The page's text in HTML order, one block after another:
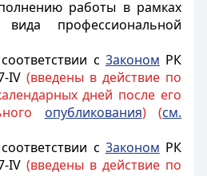
работы в рамках
вида профессиональной
с 3аконом РК
IV(введены в действие по
дней после его
опубликования) (см.
с 3аконом РК
IV(введены в действие по